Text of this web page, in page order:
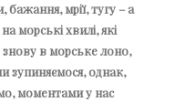
бажання, мрії, тугу – а
морські хвилі, які
знову в морське лоно,
зупиняємося, однак,
моментами у нас